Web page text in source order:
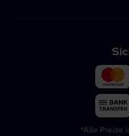
*Alle Preise